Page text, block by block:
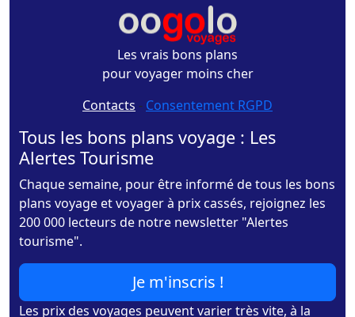
Les vrais bons plans
pour voyager moins cher
Contacts - Consentement RGPD
Tous les bons plans voyage : Les
Alertes Tourisme
Chaque semaine, pour être informé de tous les bons
plans voyage et voyager à prix cassés, rejoignez les
200 000 lecteurs de notre newsletter "Alertes
tourisme".
Je m'inscris !
Les prix des voyages peuvent varier très vite, à la